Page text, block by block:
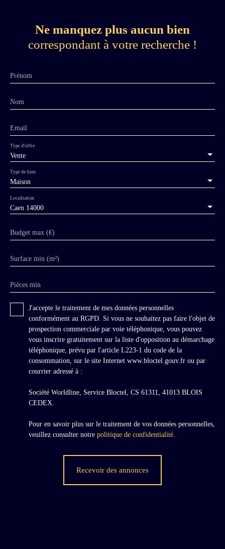
Ne manquez plus aucun bien
correspondant à votre recherche !
Prénom
Nom
Email
Vente
Type d'offre
Maison
Type de bien
Caen 14000
Localisation
Budget max (€)
Surface min (m²)
Pièces min
J'accepte le traitement de mes données personnelles
conformément au RGPD. Si vous ne souhaitez pas faire l'objet de
prospection commerciale par voie téléphonique, vous pouvez
vous inscrire gratuitement sur la liste d'opposition au démarchage
téléphonique, prévu par l'article L223-1 du code de la
consommation, sur le site Internet www.bloctel.gouv.fr ou par
courrier adressé à :
Société Worldline, Service Bloctel, CS 61311, 41013 BLOIS
CEDEX.
Pour en savoir plus sur le traitement de vos données personnelles,
veuillez consulter notre politique de confidentialité.
Recevoir des annonces